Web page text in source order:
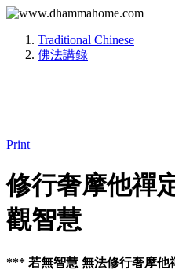
Traditional Chinese
佛法講錄
Print
修行奢摩他禪
觀智慧
*** 若無智慧 無法修行奢摩他